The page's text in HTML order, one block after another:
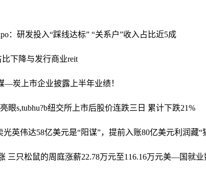
：研发投入“踩线达标” “关系户”收入占比近5成
下降与发行商业reit
—炭上市企业披露上半年业绩！
眼s,tubhu?b纽交所上市后股价连跌三日 累计下跌21%
光英伟达58亿美元是“阳谋”，提前入账80亿美元利润藏“
三只松鼠的周庭涨薪22.78万元至116.16万元美—国就业